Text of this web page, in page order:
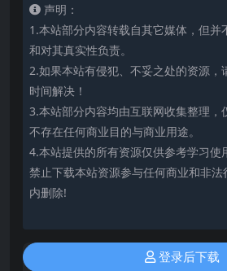
声明：
1.本站部分内容转载自其它媒体，但并
和对其真实性负责。
2.如果本站有侵犯、不妥之处的资源，
时间解决！
3.本站部分内容均由互联网收集整理，
不存在任何商业目的与商业用途。
4.本站提供的所有资源仅供参考学习使
禁止下载本站资源参与任何商业和非法
内删除!
登录后下载